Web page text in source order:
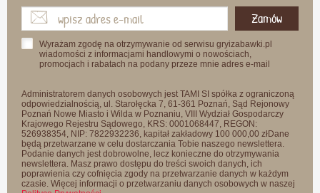
Zamów
Wyrażam zgodę na otrzymywanie od serwisu gryizabawki.pl
wiadomości z informacjami handlowymi o nowościach,
promocjach i rabatach na podany przeze mnie adres e-mail
Administratorem danych osobowych jest TAMI SI spółka z ograniczoną
odpowiedzialnością, ul. Starołęcka 7, 61-361 Poznań, Sąd Rejonowy
Poznań Nowe Miasto i Wilda w Poznaniu, VIII Wydział Gospodarczy
Krajowego Rejestru Sądowego, KRS: 0001068447, REGON:
526938354, NIP: 7822932236, kapitał zakładowy 100 000,00 złDane
będą przetwarzane w celu dostarczania Tobie naszego newslettera.
Podanie danych jest dobrowolne, lecz konieczne do otrzymywania
newslettera. Masz prawo dostępu do treści swoich danych, ich
poprawienia czy cofnięcia zgody na przetwarzanie danych w każdym
czasie. Więcej informacji o przetwarzaniu danych osobowych w naszej